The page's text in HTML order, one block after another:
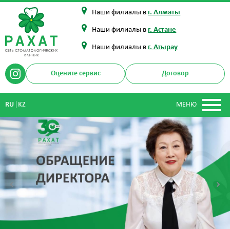
Наши филиалы в г. Алматы
Наши филиалы в г. Астане
Наши филиалы в г. Атырау
Оцените сервис Договор
МЕНЮ
RU KZ